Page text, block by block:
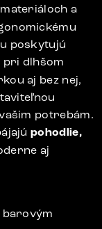
a
poskytujú
pri dlhšom
aj bez nej,
potrebám.
pohodlie,
aj
barovým